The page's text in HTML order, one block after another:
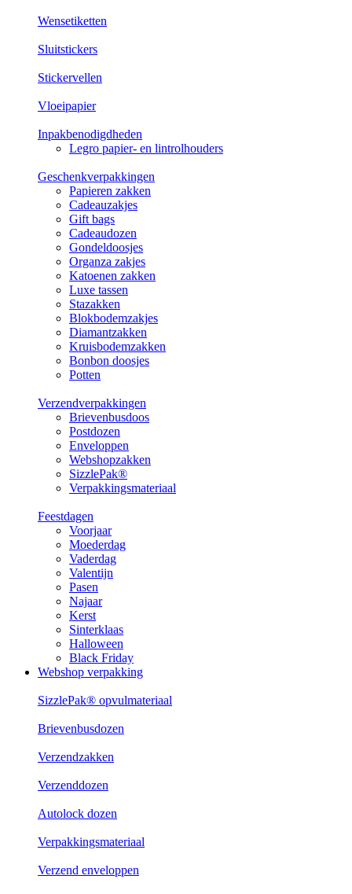
Wensetiketten
Sluitstickers
Stickervellen
Vloeipapier
Inpakbenodigdheden
Legro papier- en lintrolhouders
Geschenkverpakkingen
Papieren zakken
Cadeauzakjes
Gift bags
Cadeaudozen
Gondeldoosjes
Organza zakjes
Katoenen zakken
Luxe tassen
Stazakken
Blokbodemzakjes
Diamantzakken
Kruisbodemzakken
Bonbon doosjes
Potten
Verzendverpakkingen
Brievenbusdoos
Postdozen
Enveloppen
Webshopzakken
SizzlePak®
Verpakkingsmateriaal
Feestdagen
Voorjaar
Moederdag
Vaderdag
Valentijn
Pasen
Najaar
Kerst
Sinterklaas
Halloween
Black Friday
Webshop verpakking
SizzlePak® opvulmateriaal
Brievenbusdozen
Verzendzakken
Verzenddozen
Autolock dozen
Verpakkingsmateriaal
Verzend enveloppen